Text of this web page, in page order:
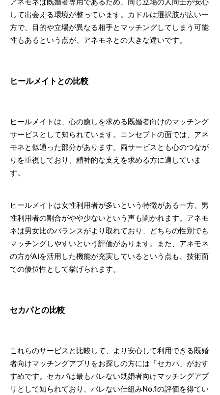
して出会える環境が整っています。カドルは選択肢が広い一
方で、目的や立場が異なる相手とマッチングしてしまう可能
性もあるという点が、アネモネとの大きな違いです。
ヒールメイトとの比較
ヒールメイトは、心の癒しを求める既婚者向けのマッチング
サービスとして知られています。コンセプトの面では、アネ
モネと似通った部分があります。両サービスとも心のつなが
りを重視しており、精神的な支えを求める方に適していま
す。
ヒールメイトは女性利用者が多いという特徴がある一方、男
性利用者の割合がやや少ないという声も聞かれます。アネモ
ネは男女比のバランスがより取れており、どちらの性別でも
マッチングしやすいという評価があります。また、アネモネ
の方がAIを活用した機能が充実しているという点も、技術面
での優位性として挙げられます。
セカパとの比較
これらのサービスと比較して、より安心して利用できる既婚
者向けマッチングアプリをお探しの方には「セカパ」がおす
すめです。セカパは最もバレない既婚者向けマッチングアプ
リとして知られており、バレない仕組みNo.1の評価を得てい